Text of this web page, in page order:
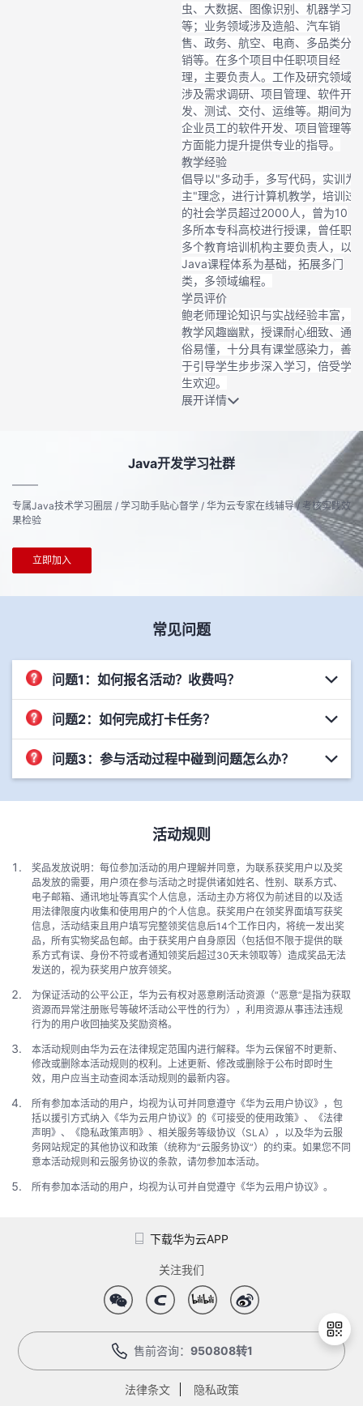
虫、大数据、图像识别、机器学习
等；业务领域涉及造船、汽车销
售、政务、航空、电商、多品类分
销等。在多个项目中任职项目经
理，主要负责人。工作及研究领域
涉及需求调研、项目管理、软件开
发、测试、交付、运维等。期间为
企业员工的软件开发、项目管理等
方面能力提升提供专业的指导。
教学经验
倡导以"多动手，多写代码，实训为
主"理念，进行计算机教学，培训过
的社会学员超过2000人，曾为10
多所本专科高校进行授课，曾任职
多个教育培训机构主要负责人，以
Java课程体系为基础，拓展多门
类，多领域编程。
学员评价
鲍老师理论知识与实战经验丰富，
教学风趣幽默，授课耐心细致、通
俗易懂，十分具有课堂感染力，善
于引导学生步步深入学习，倍受学
生欢迎。
展开详情
Java开发学习社群
专属Java技术学习圈层 / 学习助手贴心督学 / 华为云专家在线辅导 / 考核实践效
果检验
立即加入
常见问题
问题1：如何报名活动？收费吗？
问题2：如何完成打卡任务？
问题3：参与活动过程中碰到问题怎么办？
活动规则
奖品发放说明：每位参加活动的用户理解并同意，为联系获奖用户以及奖
品发放的需要，用户须在参与活动之时提供诸如姓名、性别、联系方式、
电子邮箱、通讯地址等真实个人信息，活动主办方将仅为前述目的以及适
用法律限度内收集和使用用户的个人信息。获奖用户在领奖界面填写获奖
信息，活动结束且用户填写完整领奖信息后14个工作日内，将统一发出奖
品，所有实物奖品包邮。由于获奖用户自身原因（包括但不限于提供的联
系方式有误、身份不符或者通知领奖后超过30天未领取等）造成奖品无法
发送的，视为获奖用户放弃领奖。
为保证活动的公平公正，华为云有权对恶意刷活动资源（“恶意”是指为获取
资源而异常注册账号等破坏活动公平性的行为），利用资源从事违法违规
行为的用户收回抽奖及奖励资格。
本活动规则由华为云在法律规定范围内进行解释。华为云保留不时更新、
修改或删除本活动规则的权利。上述更新、修改或删除于公布时即时生
效，用户应当主动查阅本活动规则的最新内容。
所有参加本活动的用户，均视为认可并同意遵守《华为云用户协议》，包
括以援引方式纳入《华为云用户协议》的《可接受的使用政策》、《法律
声明》、《隐私政策声明》、相关服务等级协议（SLA），以及华为云服
务网站规定的其他协议和政策（统称为“云服务协议”）的约束。如果您不同
意本活动规则和云服务协议的条款，请勿参加本活动。
所有参加本活动的用户，均视为认可并自觉遵守《华为云用户协议》。
下载华为云APP
关注我们
售前咨询： 950808转1
法律条文 隐私政策